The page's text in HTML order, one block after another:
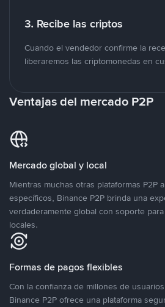
3. Recibe las criptos
Cuando el vendedor confirme la
liberaremos las criptomonedas en
Ventajas del mercado P2P
Mercado global y local
Mientras muchas otras plataformas P2P
específicos, Binance P2P brinda una
verdaderamente global con soporte
locales.
Formas de pagos flexibles
Con la confianza de millones de
Binance P2P ofrece una plataforma